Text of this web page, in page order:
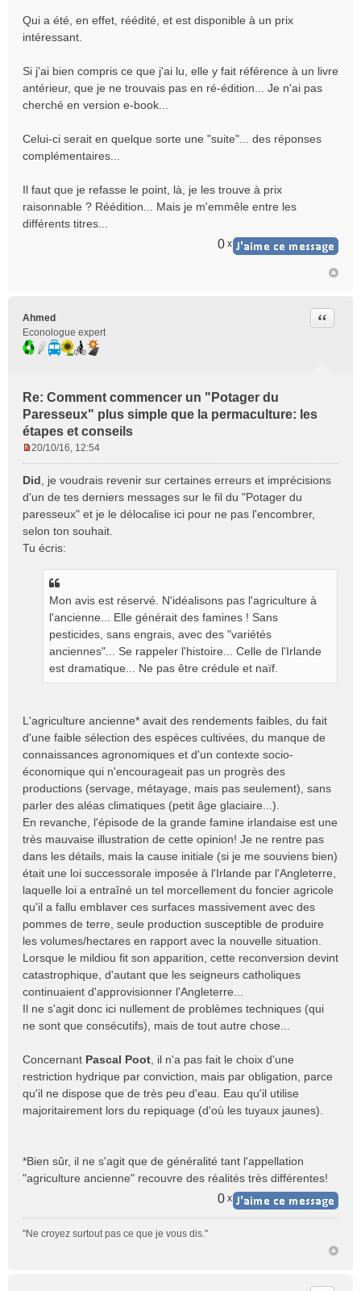
a
g
n
o
n
l
Qui a été, en effet, réédité, et est disponible à un prix
intéressant.
Si j'ai bien compris ce que j'ai lu, elle y fait référence à un livre
antérieur, que je ne trouvais pas en ré-édition... Je n'ai pas
cherché en version e-book...
Celui-ci serait en quelque sorte une "suite"... des réponses
complémentaires...
Il faut que je refasse le point, là, je les trouve à prix
raisonnable ? Réédition... Mais je m'emmêle entre les
différents titres...
0 x
Ahmed
Econologue expert
Re: Comment commencer un "Potager du
Paresseux" plus simple que la permaculture: les
étapes et conseils
Citer
s
s
a
g
e
20/10/16, 12:54
Did , je voudrais revenir sur certaines erreurs et imprécisions
d'un de tes derniers messages sur le fil du "Potager du
paresseux" et je le délocalise ici pour ne pas l'encombrer,
selon ton souhait.
Tu écris:
Mon avis est réservé. N'idéalisons pas l'agriculture à
l'ancienne... Elle générait des famines ! Sans
pesticides, sans engrais, avec des "variétés
anciennes"... Se rappeler l'histoire... Celle de l'Irlande
est dramatique... Ne pas être crédule et naïf.
L'agriculture ancienne* avait des rendements faibles, du fait
d'une faible sélection des espèces cultivées, du manque de
connaissances agronomiques et d'un contexte socio-
économique qui n'encourageait pas un progrès des
productions (servage, métayage, mais pas seulement), sans
parler des aléas climatiques (petit âge glaciaire...).
En revanche, l'épisode de la grande famine irlandaise est une
très mauvaise illustration de cette opinion! Je ne rentre pas
dans les détails, mais la cause initiale (si je me souviens bien)
était une loi successorale imposée à l'Irlande par l'Angleterre,
laquelle loi a entraîné un tel morcellement du foncier agricole
qu'il a fallu emblaver ces surfaces massivement avec des
pommes de terre, seule production susceptible de produire
les volumes/hectares en rapport avec la nouvelle situation.
Lorsque le mildiou fit son apparition, cette reconversion devint
catastrophique, d'autant que les seigneurs catholiques
continuaient d'approvisionner l'Angleterre...
Il ne s'agit donc ici nullement de problèmes techniques (qui
ne sont que consécutifs), mais de tout autre chose...
Concernant Pascal Poot , il n'a pas fait le choix d'une
restriction hydrique par conviction, mais par obligation, parce
qu'il ne dispose que de très peu d'eau. Eau qu'il utilise
majoritairement lors du repiquage (d'où les tuyaux jaunes).
*Bien sûr, il ne s'agit que de généralité tant l'appellation
"agriculture ancienne" recouvre des réalités très différentes!
0 x
"Ne croyez surtout pas ce que je vous dis."